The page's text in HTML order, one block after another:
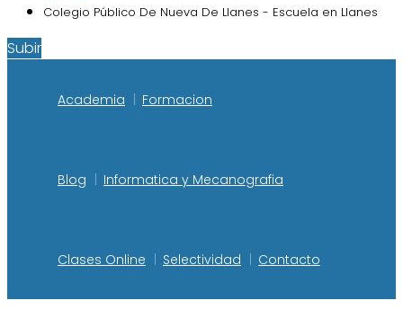
Colegio Público De Nueva De Llanes - Escuela en Llanes
Subir
Academia Formacion
Blog Informatica y Mecanografia
Clases Online Selectividad Contacto